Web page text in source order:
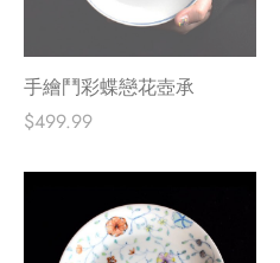
手繪鬥彩蝶戀花壺承
$499.99